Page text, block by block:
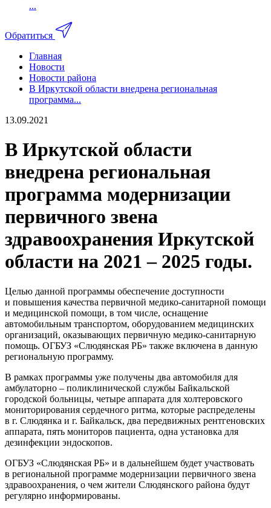
...
Обратиться
Главная
Новости
Новости района
В Иркутской области внедрена региональная
программа...
13.09.2021
В Иркутской области
внедрена региональная
программа модернизации
первичного звена
здравоохранения Иркутской
области на 2021 – 2025 годы.
Целью данной программы обеспечение доступности
и повышения качества первичной медико-санитарной помощи
и медицинской помощи, в том числе, оснащение
автомобильным транспортом, оборудованием медицинских
организаций, оказывающих первичную медико-санитарную
помощь. ОГБУЗ «Слюдянская РБ» также включена в данную
региональную программу.
В рамках программы уже получены два автомобиля для
амбулаторно – поликлинической службы Байкальской
городской больницы, четыре аппарата для холтеровского
мониторирования сердечного ритма, которые распределены
в г. Слюдянка и г. Байкальск, два передвижных рентгеновских
аппарата, пять мониторов пациента, одна установка для
дезинфекции эндоскопов.
ОГБУЗ «Слюдянская РБ» и в дальнейшем будет участвовать
в региональной программе модернизации первичного звена
здравоохранения, о чем жители Слюдянского района будут
регулярно информированы.